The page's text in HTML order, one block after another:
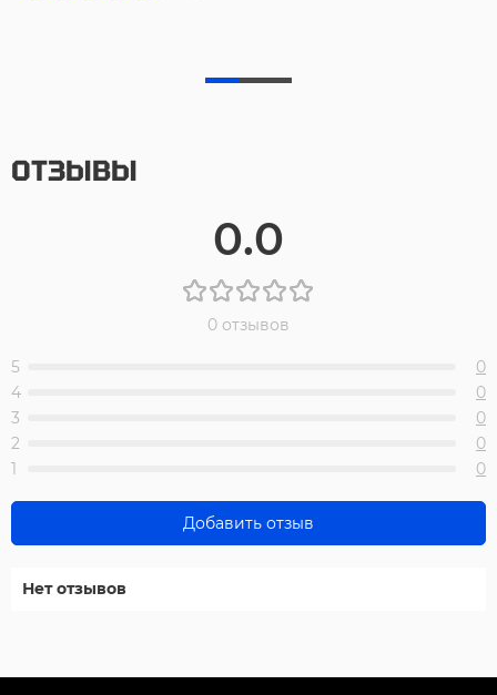
ОТЗЫВЫ
0.0
0 отзывов
5
0
4
0
3
0
2
0
1
0
Добавить отзыв
Нет отзывов